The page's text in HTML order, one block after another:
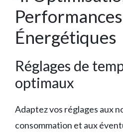
Performances
Énergétiques
Réglages de
optimaux
Adaptez vos réglages aux
consommation et aux